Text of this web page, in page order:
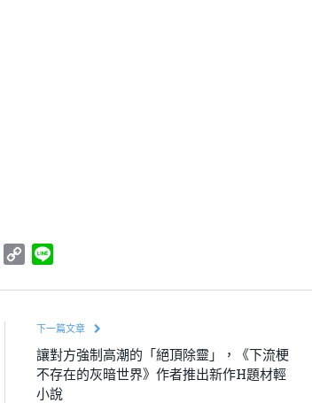
Evernote
Copy
下一篇文章
讓對方強制高潮的「絕頂除靈」，《下流梗
不存在的灰暗世界》作者推出新作H題材輕
小說